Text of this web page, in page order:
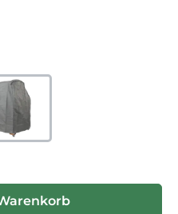
oder benutze die